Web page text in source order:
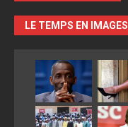
LE TEMPS EN IMAGES